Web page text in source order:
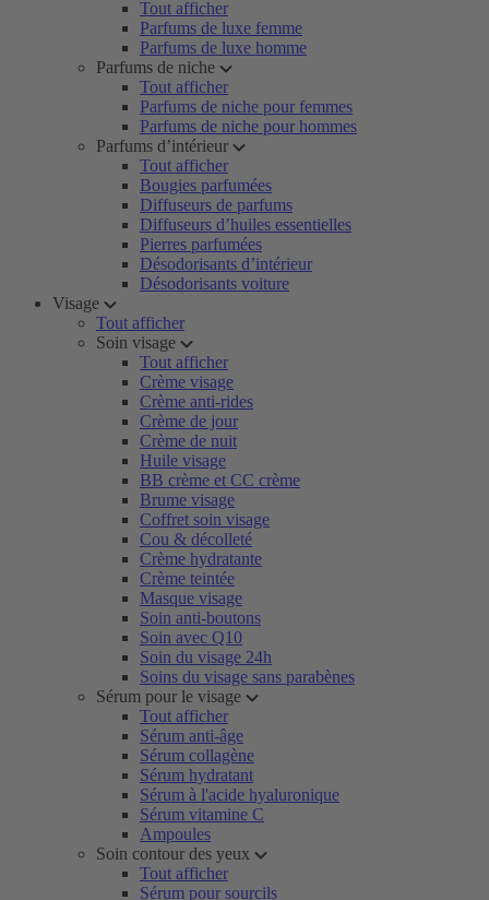
Tout afficher
Parfums de luxe femme
Parfums de luxe homme
Parfums de niche
Tout afficher
Parfums de niche pour femmes
Parfums de niche pour hommes
Parfums d’intérieur
Tout afficher
Bougies parfumées
Diffuseurs de parfums
Diffuseurs d’huiles essentielles
Pierres parfumées
Désodorisants d’intérieur
Désodorisants voiture
Visage
Tout afficher
Soin visage
Tout afficher
Crème visage
Crème anti-rides
Crème de jour
Crème de nuit
Huile visage
BB crème et CC crème
Brume visage
Coffret soin visage
Cou & décolleté
Crème hydratante
Crème teintée
Masque visage
Soin anti-boutons
Soin avec Q10
Soin du visage 24h
Soins du visage sans parabènes
Sérum pour le visage
Tout afficher
Sérum anti-âge
Sérum collagène
Sérum hydratant
Sérum à l'acide hyaluronique
Sérum vitamine C
Ampoules
Soin contour des yeux
Tout afficher
Sérum pour sourcils